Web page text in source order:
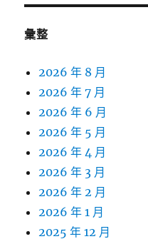
彙整
2026 年 8 月
2026 年 7 月
2026 年 6 月
2026 年 5 月
2026 年 4 月
2026 年 3 月
2026 年 2 月
2026 年 1 月
2025 年 12 月